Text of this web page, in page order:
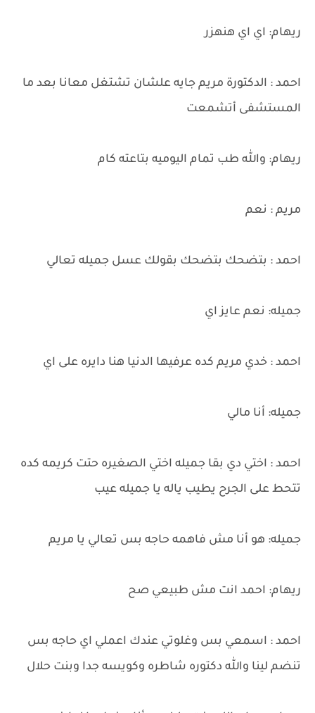
ريهام: اي اي هنهزر
احمد : الدكتورة مريم جايه علشان تشتغل معانا بعد ما
المستشفى أتشمعت
ريهام: والله طب تمام اليوميه بتاعته كام
مريم : نعم
احمد : بتضحك بتضحك بقولك عسل جميله تعالي
جميله: نعم عايز اي
احمد : خدي مريم كده عرفيها الدنيا هنا دايره على اي
جميله: أنا مالي
احمد : اختي دي بقا جميله اختي الصغيره حتت كريمه كده
تتحط على الجرح يطيب ياله يا جميله عيب
جميله: هو أنا مش فاهمه حاجه بس تعالي يا مريم
ريهام: احمد انت مش طبيعي صح
احمد : اسمعي بس وغلوتي عندك اعملي اي حاجه بس
تنضم لينا والله دكتوره شاطره وكويسه جدا وبنت حلال